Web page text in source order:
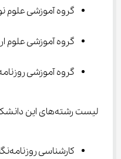
گروه آموزشی علوم
گروه آموزشی علوم
گروه آموزشی روزنامه‌نگاری رادیو و
لیست رشته‌های این دانشکده عبارت است از:
کارشناسی روزنامه‌نگاری